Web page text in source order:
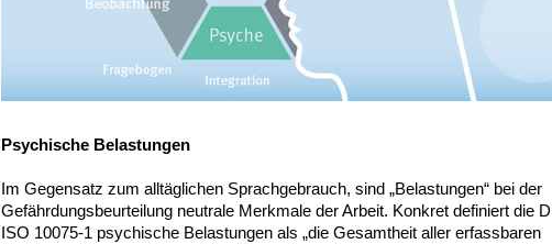
Psychische Belastungen
Im Gegensatz zum alltäglichen Sprachgebrauch, sind „Belastungen“ bei der
Gefährdungsbeurteilung neutrale Merkmale der Arbeit. Konkret definiert die
ISO 10075-1 psychische Belastungen als „die Gesamtheit aller erfassbaren